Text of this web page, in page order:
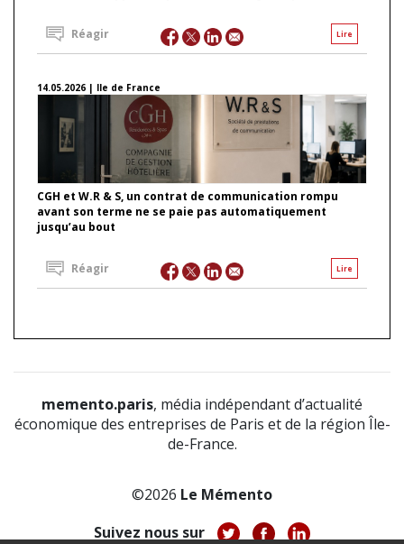
Lire
Réagir
14.05.2026 | Ile de France
CGH et W.R & S, un contrat de communication rompu
avant son terme ne se paie pas automatiquement
jusqu’au bout
Lire
Réagir
memento.paris, média indépendant d’actualité
économique des entreprises de Paris et de la région Île-
de-France.
©2026 Le Mémento
Suivez nous sur